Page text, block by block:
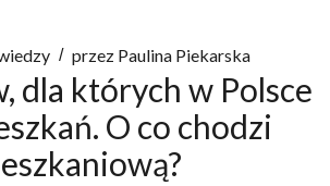
przez Paulina Piekarska
dla których w Polsce
O co chodzi